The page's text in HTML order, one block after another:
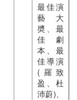
最佳演
藝大
奬、最
佳劇
本、最
佳導演
(羅致
盈、杜
沛蔚)、